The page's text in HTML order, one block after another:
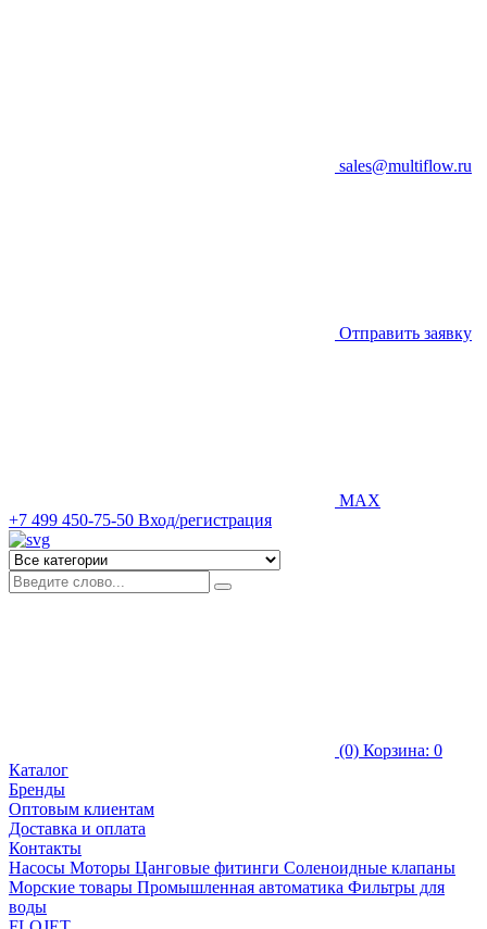
sales@multiflow.ru
Отправить заявку
MAX
+7 499 450-75-50 Вход/регистрация
(0) Корзина: 0
Каталог
Бренды
Оптовым клиентам
Доставка и оплата
Контакты
Насосы Моторы Цанговые фитинги Соленоидные клапаны
Морские товары Промышленная автоматика Фильтры для
воды